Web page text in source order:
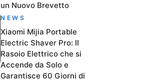
un Nuovo Brevetto
NEWS
Xiaomi Mijia Portable
Electric Shaver Pro: Il
Rasoio Elettrico che si
Accende da Solo e
Garantisce 60 Giorni di